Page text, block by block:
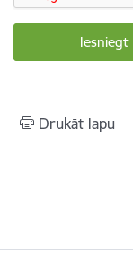
Drukāt lapu